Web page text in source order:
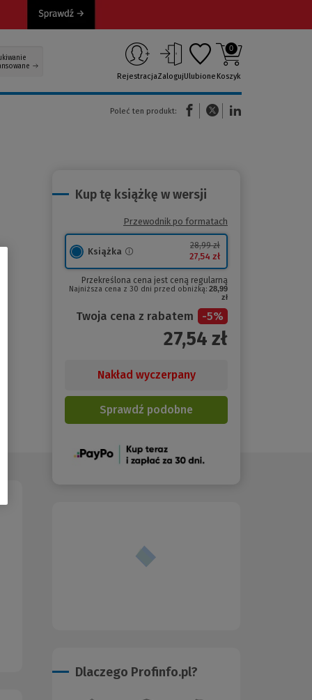
RejestracjaZalogujUlubione
0
Koszyk
Poleć ten produkt:
(Nowe okno)(Link do innej strony)
Kup tę książkę w wersji
Przewodnik po formatach
Książka
28,99 zł
27,54 zł
Przekreślona cena jest ceną regularną
Najniższa cena z 30 dni przed obniżką: 28,99
zł
Twoja cena z rabatem -5%
27,54 zł
Nakład wyczerpany
Sprawdź podobne
(Nowe
Dlaczego Profinfo.pl?